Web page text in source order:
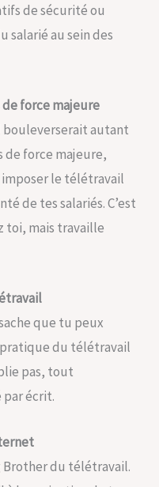
de sécurité ou
salarié au sein des
force majeure
bouleverserait autant
de force majeure,
le télétravail
de tes salariés. C’est
toi, mais travaille
que tu peux
du télétravail
pas, tout
écrit.
Brother du télétravail.